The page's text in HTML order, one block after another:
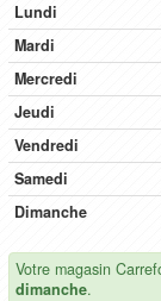
Lundi
Mardi
Mercredi
Jeudi
Vendredi
Samedi
Dimanche
Votre magasin
dimanche.